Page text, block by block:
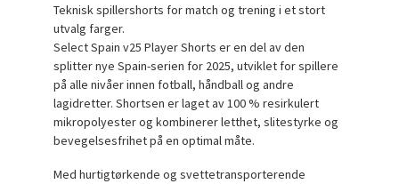
Teknisk spillershorts for match og trening i et stort
utvalg farger.
Select Spain v25 Player Shorts er en del av den
splitter nye Spain-serien for 2025, utviklet for spillere
på alle nivåer innen fotball, håndball og andre
lagidretter. Shortsen er laget av 100 % resirkulert
mikropolyester og kombinerer letthet, slitestyrke og
bevegelsesfrihet på en optimal måte.
Med hurtigtørkende og svettetransporterende